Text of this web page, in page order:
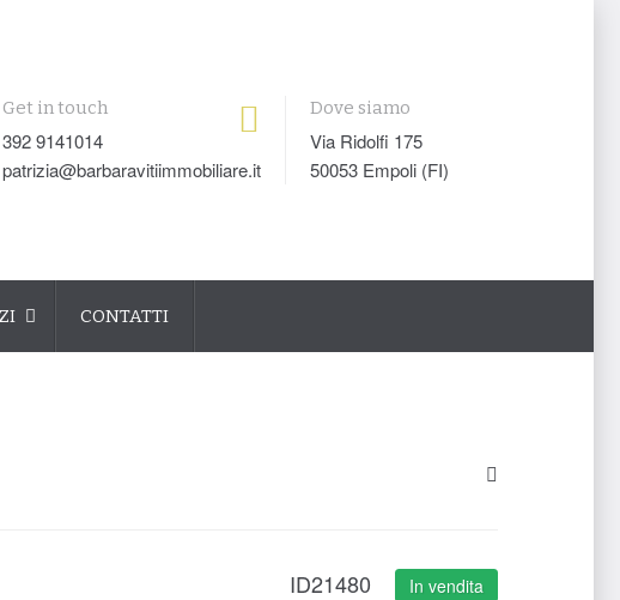
Get in touch
392 9141014
patrizia@barbaravitiimmobiliare.it
Dove siamo
Via Ridolfi 175
50053 Empoli (FI)
CONTATTI
ID21480 In vendita